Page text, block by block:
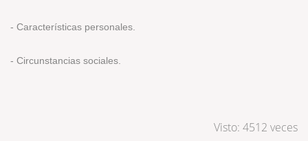
- Características personales.
- Circunstancias sociales.
Visto: 4512 veces